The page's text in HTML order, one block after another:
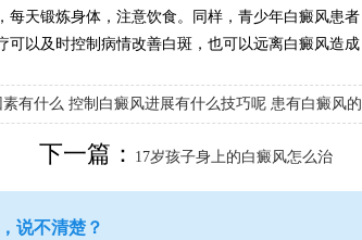
天锻炼身体，注意饮食。同样，青少年白癜风患者
以及时控制病情改善白斑，也可以远离白癜风造成
有什么 控制白癜风进展有什么技巧呢 患有白癜风的
下一篇： 17岁孩子身上的白癜风怎么治
说不清楚？